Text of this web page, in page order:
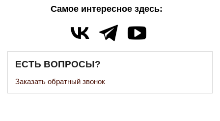
Самое интересное здесь:
ЕСТЬ ВОПРОСЫ?
Заказать обратный звонок